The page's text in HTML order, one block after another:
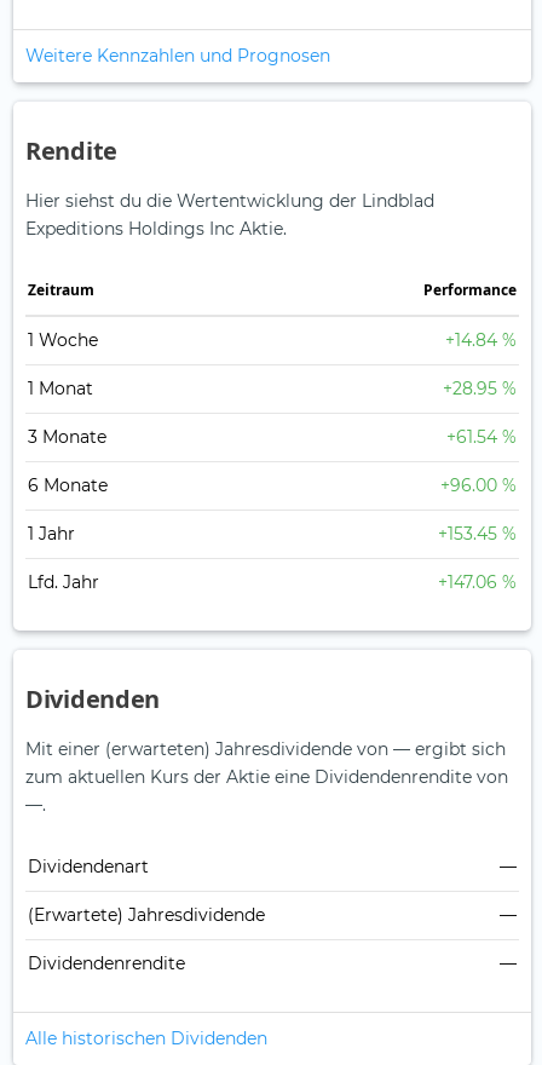
Weitere Kennzahlen und Prognosen
Rendite
Hier siehst du die Wertentwicklung der Lindblad
Expeditions Holdings Inc Aktie.
Zeitraum Perfor­mance
1 Woche +14.84 %
1 Monat +28.95 %
3 Monate +61.54 %
6 Monate +96.00 %
1 Jahr +153.45 %
Lfd. Jahr +147.06 %
Dividenden
Mit einer (erwarteten) Jahresdividende von — ergibt sich
zum aktuellen Kurs der Aktie eine Dividendenrendite von
—.
Dividendenart —
(Erwartete) Jahresdividende —
Dividendenrendite —
Alle historischen Dividenden